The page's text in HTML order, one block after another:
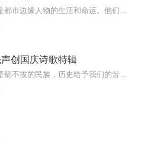
创国庆诗歌特辑